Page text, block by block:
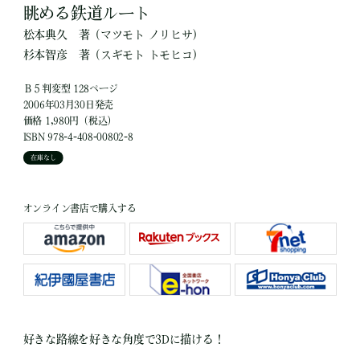
眺める鉄道ルート
松本典久 著（マツモト ノリヒサ）
杉本智彦
著（スギモト トモヒコ）
Ｂ５判変型 128ページ
2006年03月30日発売
価格 1,980円（税込）
ISBN 978-4-408-00802-8
在庫なし
オンライン書店で購入する
好きな路線を好きな角度で3Dに描ける！